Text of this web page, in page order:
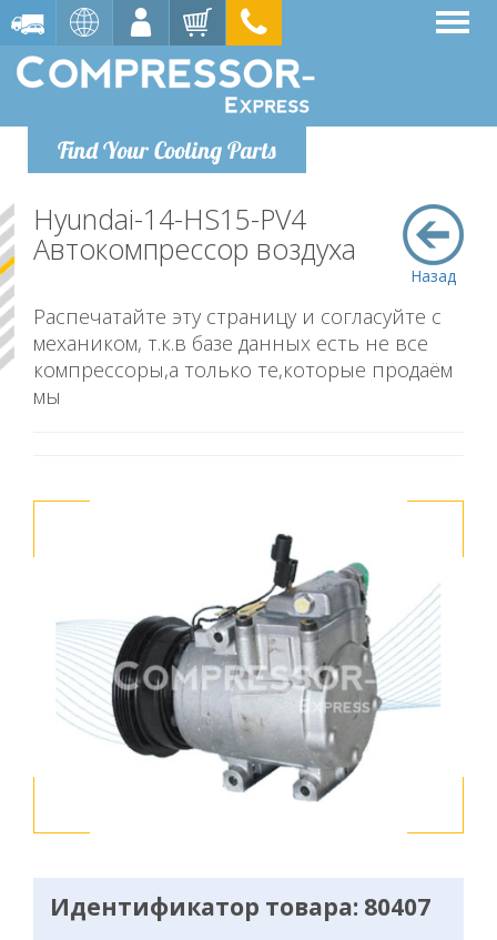
Find Your Cooling Parts
Назад
Hyundai-14-HS15-PV4
Автокомпрессор воздуха
Распечатайте эту страницу и согласуйте с
механиком, т.к.в базе данных есть не все
компрессоры,а только те,которые продаём
мы
Идентификатор товара: 80407